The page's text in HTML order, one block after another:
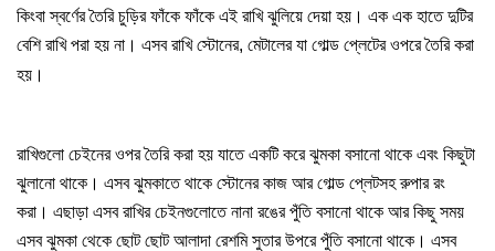
কিংবা স্বর্ণের তৈরি চুড়ির ফাঁকে ফাঁকে এই রাখি ঝুলিয়ে দেয়া হয়। এক এক হাতে দুটির
বেশি রাখি পরা হয় না। এসব রাখি স্টোনের, মেটালের যা গোল্ড প্লেটের ওপরে তৈরি করা
হয় ।
রাখিগুলো চেইনের ওপর তৈরি করা হয় যাতে একটি করে ঝুমকা বসানো থাকে এবং কিছুটা
ঝুলানো থাকে। এসব ঝুমকাতে থাকে স্টোনের কাজ আর গোল্ড প্লেটসহ রুপার রং
করা। এছাড়া এসব রাখির চেইনগুলোতে নানা রঙের পুঁতি বসানো থাকে আর কিছু সময়
এসব ঝুমকা থেকে ছোট ছোট আলাদা রেশমি সুতার উপরে পুঁতি বসানো থাকে। এসব